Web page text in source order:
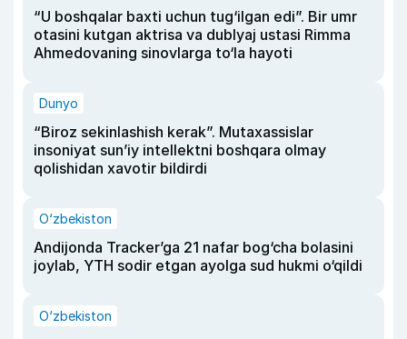
“U boshqalar baxti uchun tug‘ilgan edi”. Bir umr
otasini kutgan aktrisa va dublyaj ustasi Rimma
Ahmedovaning sinovlarga to‘la hayoti
Dunyo
“Biroz sekinlashish kerak”. Mutaxassislar
insoniyat sun’iy intellektni boshqara olmay
qolishidan xavotir bildirdi
O‘zbekiston
Andijonda Tracker’ga 21 nafar bog‘cha bolasini
joylab, YTH sodir etgan ayolga sud hukmi o‘qildi
O‘zbekiston